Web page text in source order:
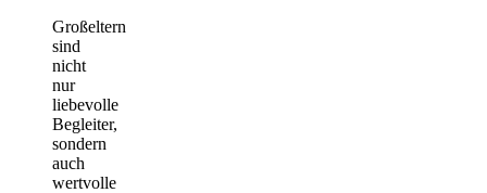
Großeltern
sind
nicht
nur
liebevolle
Begleiter,
sondern
auch
wertvolle